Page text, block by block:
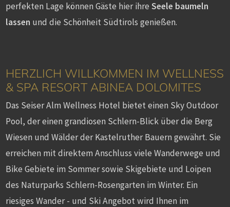
perfekten Lage können Gäste hier ihre Seele baumeln
lassen und die Schönheit Südtirols genießen.
HERZLICH WILLKOMMEN IM WELLNESS
& SPA RESORT ABINEA DOLOMITES
Das Seiser Alm Wellness Hotel bietet einen Sky Outdoor
Pool, der einen grandiosen Schlern-Blick über die Berg
Wiesen und Wälder der Kastelruther Bauern gewährt. Sie
erreichen mit direktem Anschluss viele Wanderwege und
Bike Gebiete im Sommer sowie Skigebiete und Loipen
des Naturparks Schlern-Rosengarten im Winter. Ein
riesiges Wander - und Ski Angebot wird Ihnen im